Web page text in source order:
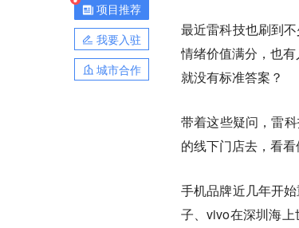
项目推荐
我要入驻
城市合作
最近雷科技也刷到
情绪价值满分，也
就没有标准答案？
带着这些疑问，雷
的线下门店去，看
手机品牌近几年开
子、vivo在深圳海